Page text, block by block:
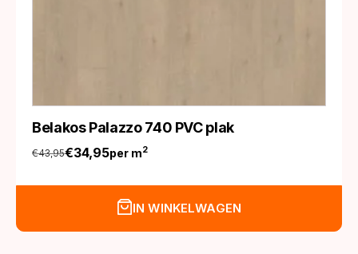
Belakos Palazzo 740 PVC plak
€43,95
Oorspronkelijke
prijs
€34,95
Huidige
prijs
per m2
IN WINKELWAGEN